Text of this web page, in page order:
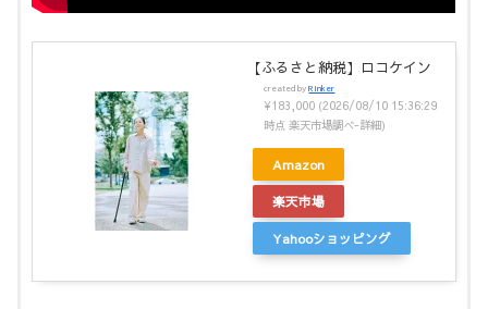
【ふるさと納税】ロコケイン
created byRinker
¥183,000 (2026/08/10 15:36:29
時点 楽天市場調べ-詳細)
Amazon
楽天市場
Yahooショッピング